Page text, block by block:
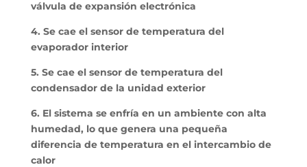
válvula de expansión electrónica
4. Se cae el sensor de temperatura del
evaporador interior
5. Se cae el sensor de temperatura del
condensador de la unidad exterior
6. El sistema se enfría en un ambiente con alta
humedad, lo que genera una pequeña
diferencia de temperatura en el intercambio de
calor